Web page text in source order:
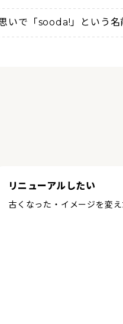
いで「sooda!」という
リニューアルしたい
古くなった・イメージを変